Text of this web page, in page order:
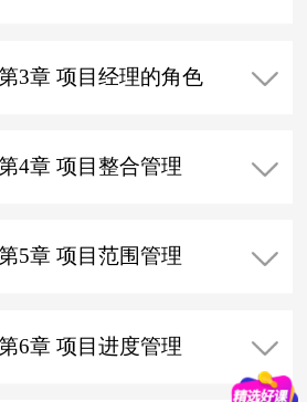
3章 项目经理的角色
4章 项目整合管理
5章 项目范围管理
6章 项目进度管理